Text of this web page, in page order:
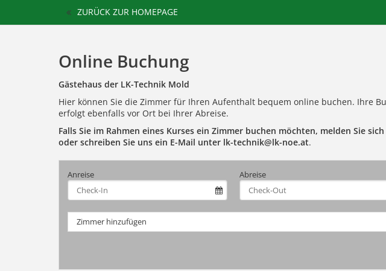
ZURÜCK ZUR HOMEPAGE
Online Buchung
Gästehaus der LK-Technik Mold
Hier können Sie die Zimmer für Ihren Aufenthalt bequem online buchen. Ihre
erfolgt ebenfalls vor Ort bei Ihrer Abreise.
Falls Sie im Rahmen eines Kurses ein Zimmer buchen möchten, melden Sie
oder schreiben Sie uns ein E-Mail unter lk-technik@lk-noe.at.
Anreise Abreise
Zimmer hinzufügen